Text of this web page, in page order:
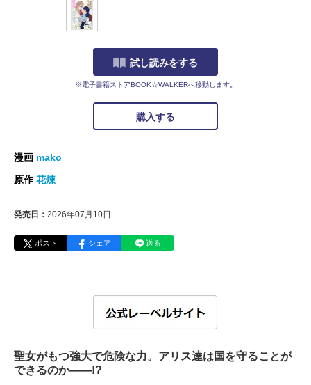
試し読みをする
※電子書籍ストアBOOK☆WALKERへ移動します。
購入する
漫画 mako
原作花煉
発売日： 2026年07月10日
ポスト シェア 送る
聖女がもつ強大で危険な力。アリス達は国を守ることが
できるのか――!?